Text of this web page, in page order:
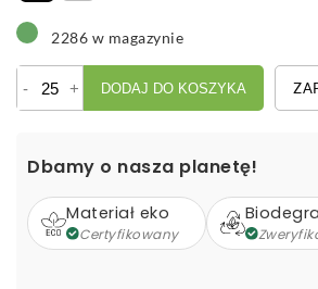
2286 w magazynie
-
Supo
śniadaniowy
stali
nierdzewnej
+ DODAJ DO KOSZYKA
Dbamy o nasza planetę!
Materiał eko
Certyfikowany